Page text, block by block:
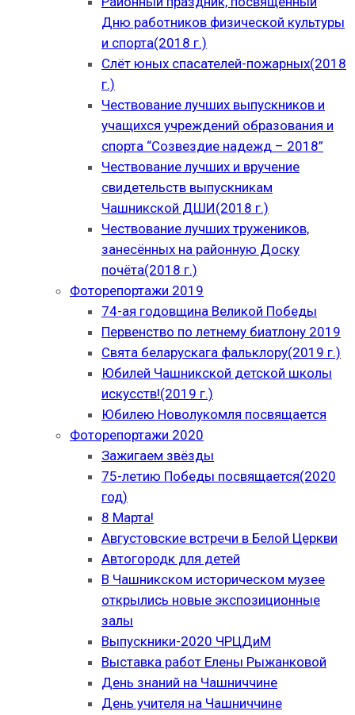
Дню работников физической культуры
и спорта(2018 г.)
Слёт юных спасателей-пожарных(2018
г.)
Чествование лучших выпускников и
учащихся учреждений образования и
спорта “Созвездие надежд – 2018”
Чествование лучших и вручение
свидетельств выпускникам
Чашникской ДШИ(2018 г.)
Чествование лучших тружеников,
занесённых на районную Доску
почёта(2018 г.)
Фоторепортажи 2019
74-ая годовщина Великой Победы
Первенство по летнему биатлону 2019
Свята беларускага фальклору(2019 г.)
Юбилей Чашникской детской школы
искусств!(2019 г.)
Юбилею Новолукомля посвящается
Фоторепортажи 2020
Зажигаем звёзды
75-летию Победы посвящается(2020
год)
8 Марта!
Августовские встречи в Белой Церкви
Автогородк для детей
В Чашникском историческом музее
открылись новые экспозиционные
залы
Выпускники-2020 ЧРЦДиМ
Выставка работ Елены Рыжанковой
День знаний на Чашниччине
День учителя на Чашниччине